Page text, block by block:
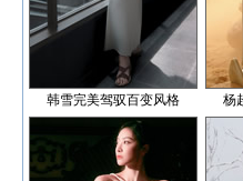
韩雪完美驾驭百变风格 杨